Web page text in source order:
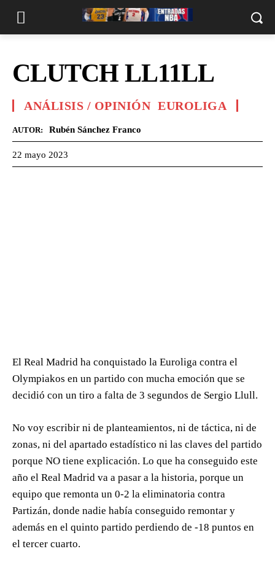
CLUTCH LL11LL
ANÁLISIS / OPINIÓN EUROLIGA
AUTOR: Rubén Sánchez Franco
22 mayo 2023
El Real Madrid ha conquistado la Euroliga contra el
Olympiakos en un partido con mucha emoción que se
decidió con un tiro a falta de 3 segundos de Sergio Llull.
No voy escribir ni de planteamientos, ni de táctica, ni de
zonas, ni del apartado estadístico ni las claves del partido
porque NO tiene explicación. Lo que ha conseguido este
año el Real Madrid va a pasar a la historia, porque un
equipo que remonta un 0-2 la eliminatoria contra
Partizán, donde nadie había conseguido remontar y
además en el quinto partido perdiendo de -18 puntos en
el tercer cuarto.